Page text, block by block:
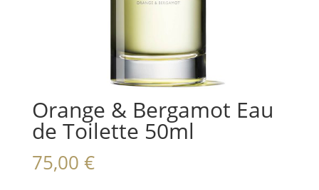
Orange & Bergamot Eau
de Toilette 50ml
75,00 €